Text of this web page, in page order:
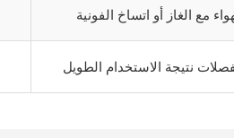
مع الغاز أو اتساخ الفونية
نتيجة الاستخدام الطويل